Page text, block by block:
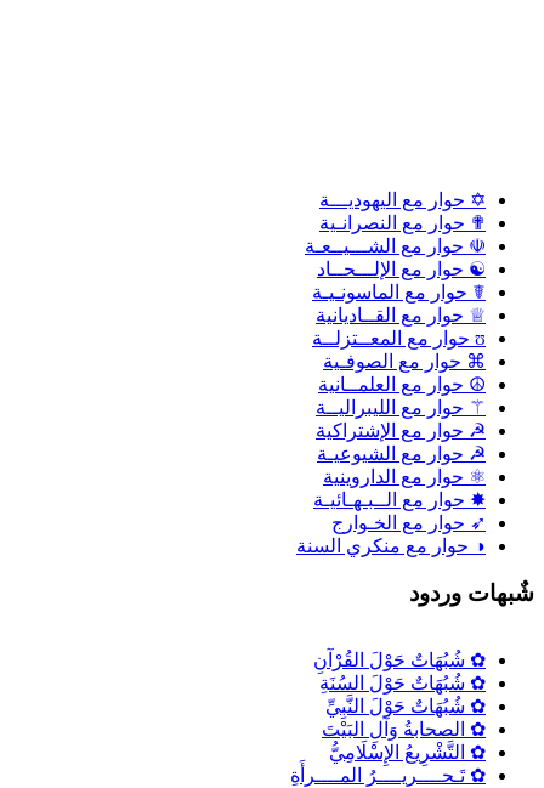
✡ حوار مع اليهوديـــة
✟ حوار مع النصرانـية
☫ حوار مع الشـــيــعـة
☯ حوار مع الإلـــحــاد
☤ حوار مع الماسونـيـة
♕ حوار مع القــاديانية
ʊ حوار مع المعــتزلــة
⌘ حوار مع الصوفـية
☮ حوار مع العلمــانية
⚚ حوار مع الليبراليــة
☭ حوار مع الإشتراكية
☭ حوار مع الشيوعيـة
⚛ حوار مع الداروينية
✸ حوار مع الــبـهـائيـة
➶ حوار مع الخـوارج
◑ حوار مع منكري السنة
وردود
✿ شُبُهَاتٌ حَوْلَ القُرْآنِ
✿ شُبُهَاتٌ حَوْلَ السُنَةِ
✿ شُبُهَاتٌ حَوْلَ النَّبِيِّ
✿ الصحابةُ وَآلِ البَيْتَ
✿ التَّشْرِيعُ الإِسْلَامِيُّ
✿ تَـحــــريــــرُ المــــرأَةِ